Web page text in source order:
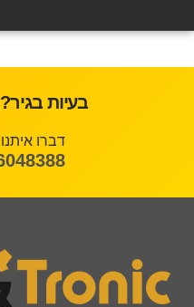
בעיות
דברו איתנו